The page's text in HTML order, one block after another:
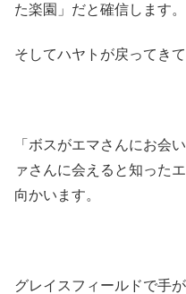
た楽園」だと確信します。
そしてハヤトが戻ってき
「ボスがエマさんにお会
ァさんに会えると知った
向かいます。
グレイスフィールドで手